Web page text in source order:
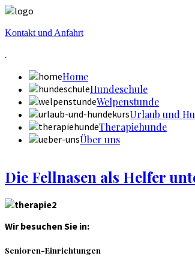
Kontakt und Anfahrt
.
Home
Hundeschule
Welpenstunde
Urlaub und
Therapiehunde
Über uns
Die Fellnasen als Helfer
Wir besuchen Sie in:
Senioren-Einrichtungen